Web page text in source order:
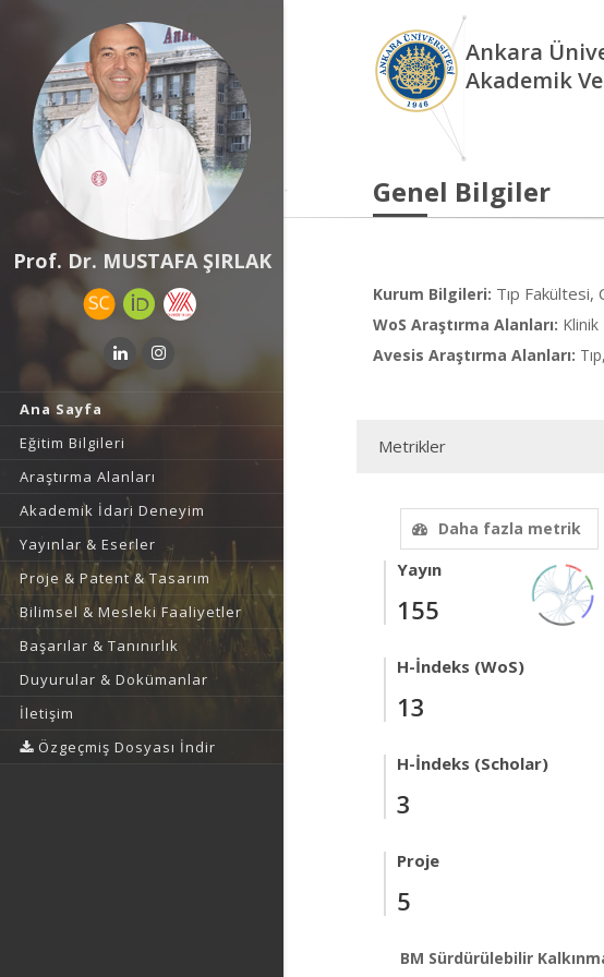
Prof. Dr. MUSTAFA ŞIRLAK
Ana Sayfa
Eğitim Bilgileri
Araştırma Alanları
Akademik İdari Deneyim
Yayınlar & Eserler
Proje & Patent & Tasarım
Bilimsel & Mesleki Faaliyetler
Başarılar & Tanınırlık
Duyurular & Dokümanlar
İletişim
Özgeçmiş Dosyası İndir
Ankara
Akademik
Genel Bilgiler
Kurum Bilgileri: Tıp Fakültesi,
WoS Araştırma Alanları: Klinik
Avesis Araştırma Alanları:
Metrikler
Daha fazla metrik
Yayın
155
H-İndeks (WoS)
13
H-İndeks (Scholar)
3
Proje
5
BM Sürdürülebilir